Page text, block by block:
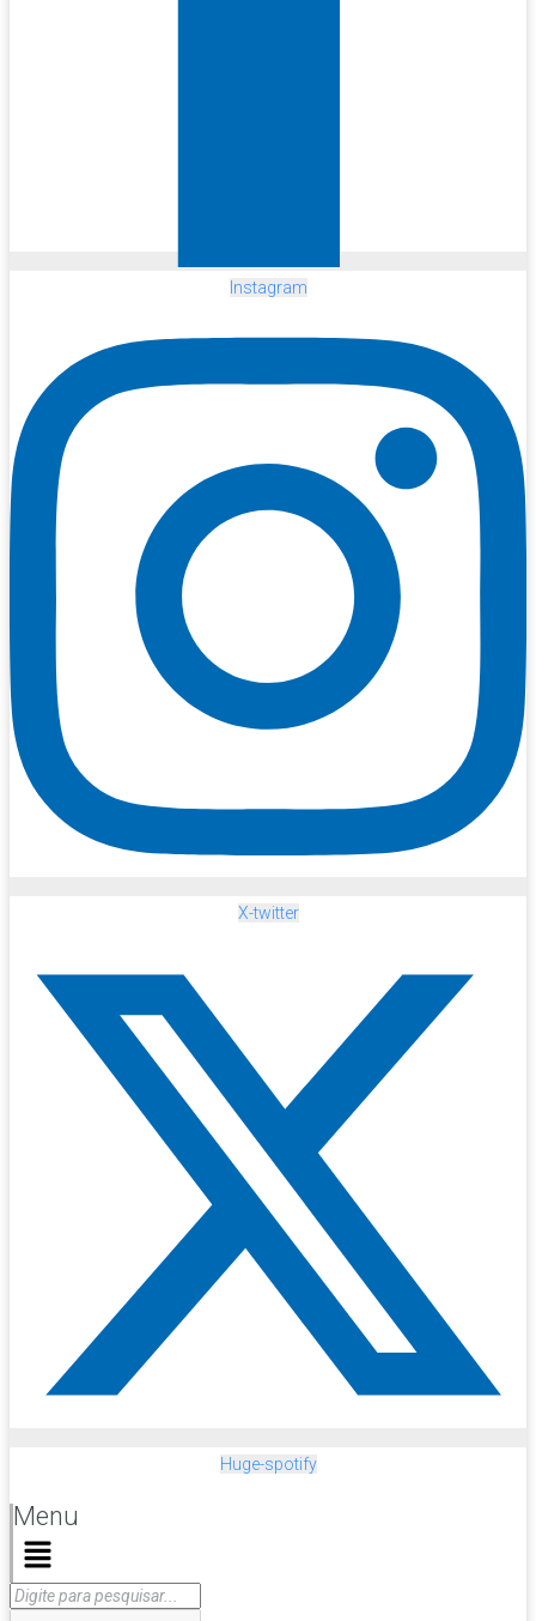
Instagram
X-twitter
Huge-spotify
Menu